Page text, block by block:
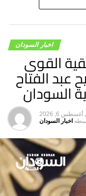
هاشتاق ذات صله :
الممنوعة بشمال
اخبار السودان
القوى
عبد الفتاح
السودان
أغسطس 6, 2026
اخبار السودان